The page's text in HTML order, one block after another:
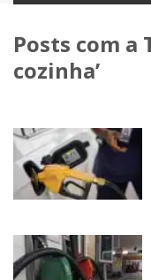
Posts com a
cozinha’